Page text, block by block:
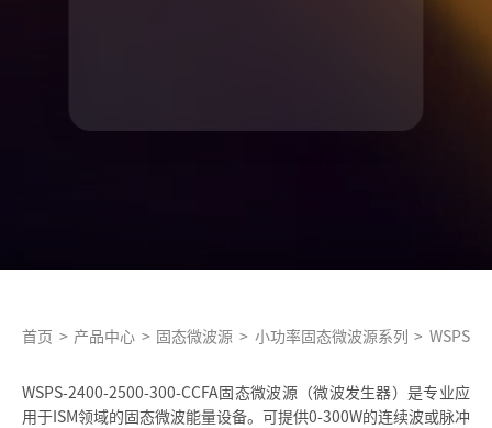
首页 > 产品中心 > 固态微波源 > 小功率固态微波源系列 > WSPS-
WSPS-2400-2500-300-CCFA固态微波源（微波发生器）是专业应
用于ISM领域的固态微波能量设备。可提供0-300W的连续波或脉冲